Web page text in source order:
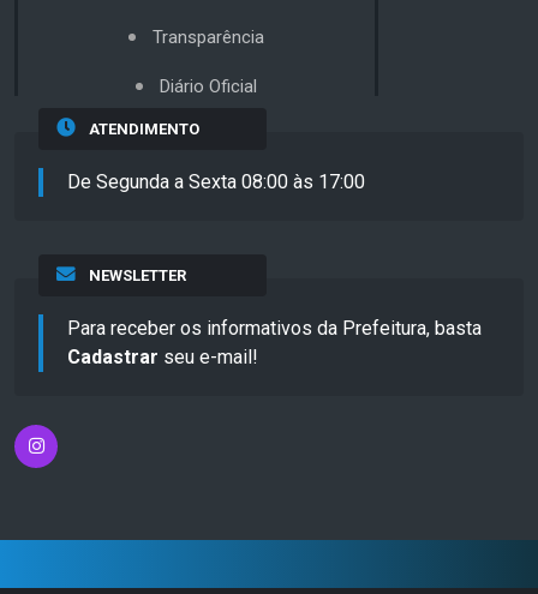
Transparência
Diário Oficial
ATENDIMENTO
De Segunda a Sexta 08:00 às 17:00
NEWSLETTER
Para receber os informativos da Prefeitura, basta
Cadastrar seu e-mail!